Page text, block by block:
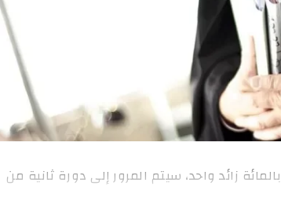
وطنية: في صورة عدم حصول أي مترشّح على 50 بالمائة زائد واحد، سيتم المرور إلى دورة ثانية من